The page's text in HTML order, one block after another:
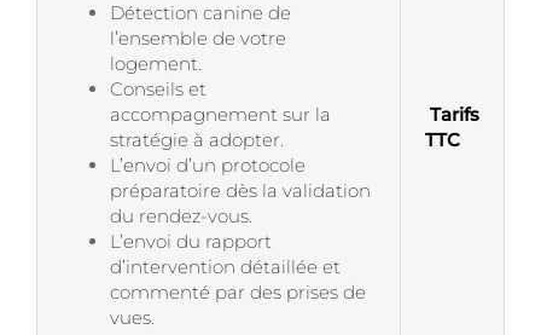
Détection canine de
l’ensemble de votre
logement.
Conseils et
accompagnement sur la
stratégie à adopter.
L’envoi d’un protocole
préparatoire dès la validation
du rendez-vous.
L’envoi du rapport
d’intervention détaillée et
commenté par des prises de
vues.
Tarifs
TTC